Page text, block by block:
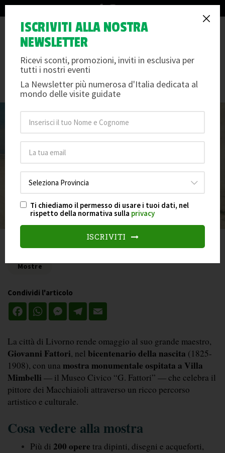
info@arteemusei.com
Giovanni Fattori - Una
rivoluzione in pittura: la
mostra a Livorno
Giovedì 18 settembre 2025 Andrea Motta
Categories
Mostre
Condividi l'articolo
FacebookWhatsAppMessenger
Telegram
Giovanni Fattori, nel bicentenario della nascita (1825-
1908), con una mostra monumentale ospitata a Villa
Mimbelli — il Museo Civico “G. Fattori” — che celebra il
pittore dei Macchiaioli attraverso un ricco percorso
artistico e culturale.
Cosa vedere alla mostra
Più di 200 opere tra dipinti, disegni e acqueforti,
ISCRIVITI ALLA NOSTRA
NEWSLETTER
Ricevi sconti, promozioni, inviti in esclusiva per
tutti i nostri eventi
La Newsletter più numerosa d'Italia dedicata al
mondo delle visite guidate
Ti chiediamo il permesso di usare i tuoi dati, nel
rispetto della normativa sulla privacy
ISCRIVITI